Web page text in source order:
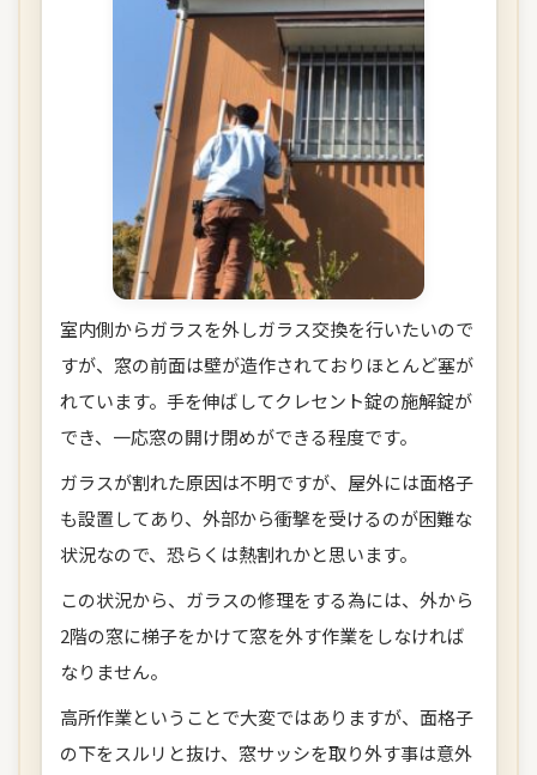
室内側からガラスを外しガラス交換を行いたいので
すが、窓の前面は壁が造作されておりほとんど塞が
れています。手を伸ばしてクレセント錠の施解錠が
でき、一応窓の開け閉めができる程度です。
ガラスが割れた原因は不明ですが、屋外には面格子
も設置してあり、外部から衝撃を受けるのが困難な
状況なので、恐らくは熱割れかと思います。
この状況から、ガラスの修理をする為には、外から
2階の窓に梯子をかけて窓を外す作業をしなければ
なりません。
高所作業ということで大変ではありますが、面格子
の下をスルリと抜け、窓サッシを取り外す事は意外